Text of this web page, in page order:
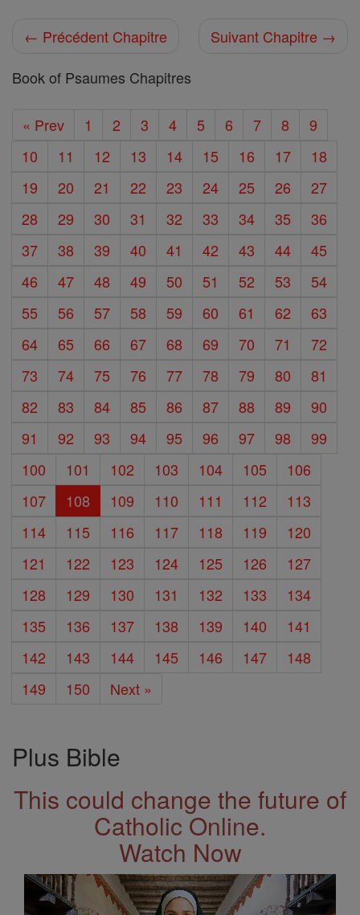
← Précédent Chapitre
Suivant Chapitre →
Book of Psaumes Chapitres
« Prev 1 2 3 4 5 6 7 8
9
10
11 12 13 14 15 16 17
18
19
20 21 22 23 24 25 26
27
28
29 30 31 32 33 34 35
36
37
38 39 40 41 42 43 44
45
46
47 48 49 50 51 52 53
54
55
56 57 58 59 60 61 62
63
64
65 66 67 68 69 70 71
72
73
74 75 76 77 78 79 80
81
82
83 84 85 86 87 88 89
90
91
92 93 94 95 96 97 98
99
100
101 102 103 104 105
106
107
108 109 110 111 112
113
114
115 116 117 118 119
120
121
122 123 124 125 126
127
128
129 130 131 132 133
134
135
136 137 138 139 140
141
142
143 144 145 146 147
148
149
150 Next »
Plus Bible
This could change the future of
Catholic Online.
Watch Now